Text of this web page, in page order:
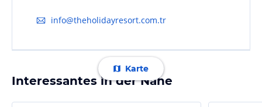
info@theholidayresort.com.tr
Karte
Interessantes in der Nähe